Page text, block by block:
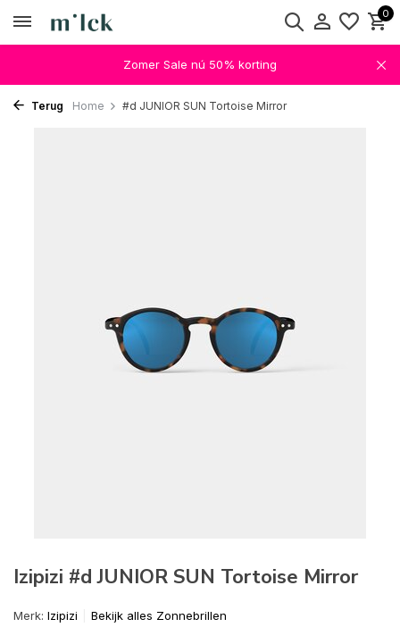
0
Zomer Sale nú 50% korting
Terug Home #d JUNIOR SUN Tortoise Mirror
Izipizi #d JUNIOR SUN Tortoise Mirror
Merk: Izipizi Bekijk alles Zonnebrillen